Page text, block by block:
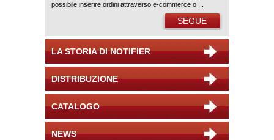
possibile inserire ordini attraverso e-commerce o ...
SEGUE
LA STORIA DI NOTIFIER
DISTRIBUZIONE
CATALOGO
NEWS